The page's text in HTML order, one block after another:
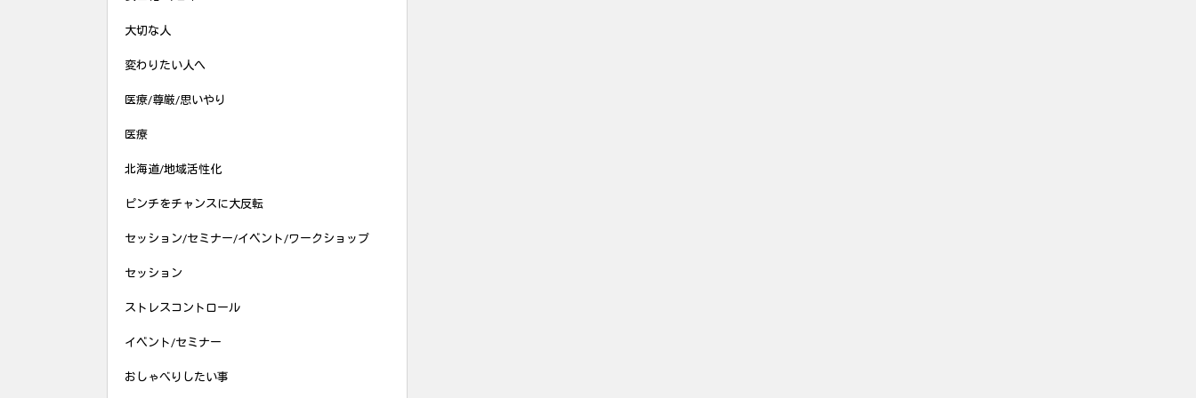
大切な人
変わりたい人へ
医療/尊厳/思いやり
医療
北海道/地域活性化
ピンチをチャンスに大反転
セッション/セミナー/イベント/ワークショップ
セッション
ストレスコントロール
イベント/セミナー
おしゃべりしたい事